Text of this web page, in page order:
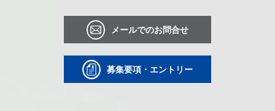
メールでのお問合せ
募集要項・エントリー